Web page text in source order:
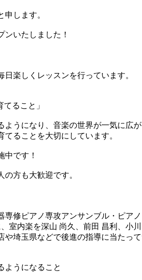
します。
いたしました！
楽しくレッスンを行っています。
ること」
うになり、音楽の世界が一気に広が
ることを大切にしています。
です！
方も大歓迎です。
修ピアノ専攻アンサンブル・ピア
室内楽を深山 尚久、前田 昌利、小
埼玉県などで後進の指導に当たって
ようになること